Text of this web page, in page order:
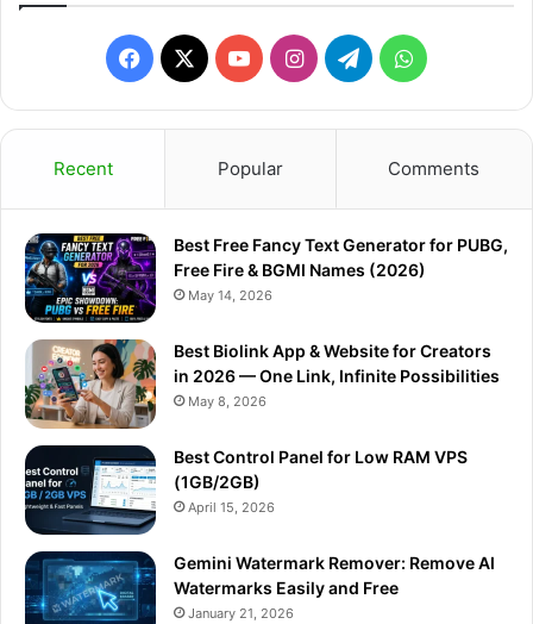
Facebook
X YouTubeInstagram
TelegramWhatsApp
Recent Popular Comments
Best Free Fancy Text Generator for PUBG,
Free Fire & BGMI Names (2026)
May 14, 2026
Best Biolink App & Website for Creators
in 2026 — One Link, Infinite Possibilities
May 8, 2026
Best Control Panel for Low RAM VPS
(1GB/2GB)
April 15, 2026
Gemini Watermark Remover: Remove AI
Watermarks Easily and Free
January 21, 2026